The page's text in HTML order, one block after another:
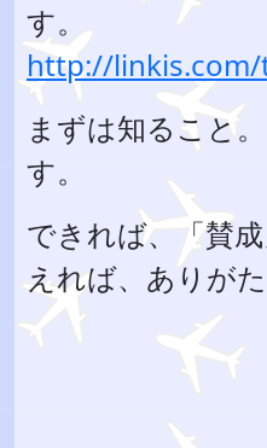
す。
http://
まずは知ること
す。
できれば、「賛
えれば、ありがた